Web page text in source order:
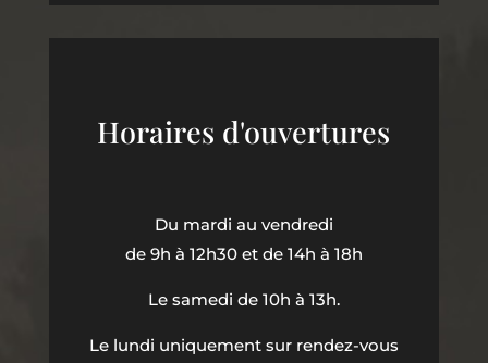
Horaires d'ouvertures
Du mardi au vendredi
de 9h à 12h30 et de 14h à 18h
Le samedi de 10h à 13h.
Le lundi uniquement sur rendez-vous